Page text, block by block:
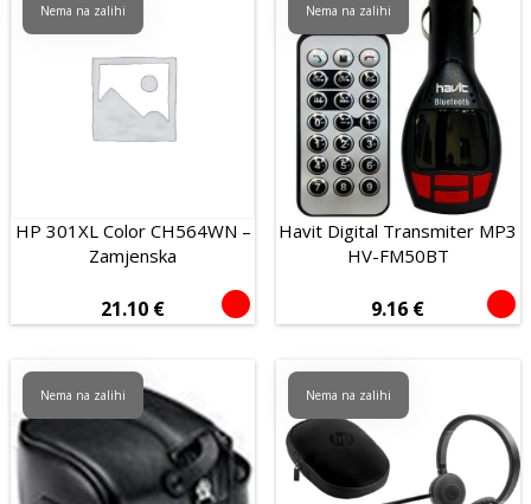
HP 301XL Color CH564WN –
Zamjenska
21.10 €
Nema na zalihi
Havit Digital Transmiter MP3
HV-FM50BT
9.16 €
Nema na zalihi
Nema na zalihi Nema na zalihi